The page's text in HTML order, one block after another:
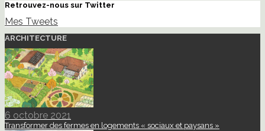
Retrouvez-nous sur Twitter
Mes Tweets
ARCHITECTURE
6 octobre 2021
Transformer des fermes en logements « sociaux et paysans »